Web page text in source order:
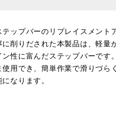
ップバーのリプレイスメント
削りだされた本製品は、軽量
性に富んだステップバーです。
用でき、簡単作業で滑りづら
なります。